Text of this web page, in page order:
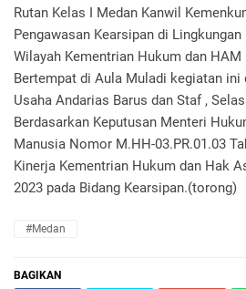
Rutan Kelas I Medan Kanwil
Pengawasan Kearsipan di
Wilayah Kementrian Hukum dan
Bertempat di Aula Muladi kegiatan
Usaha Andarias Barus dan Staf ,
Berdasarkan Keputusan Menteri
Manusia Nomor M.HH-03.PR.01.03
Kinerja Kementrian Hukum dan Hak
2023 pada Bidang Kearsipan.(torong)
#Medan
BAGIKAN